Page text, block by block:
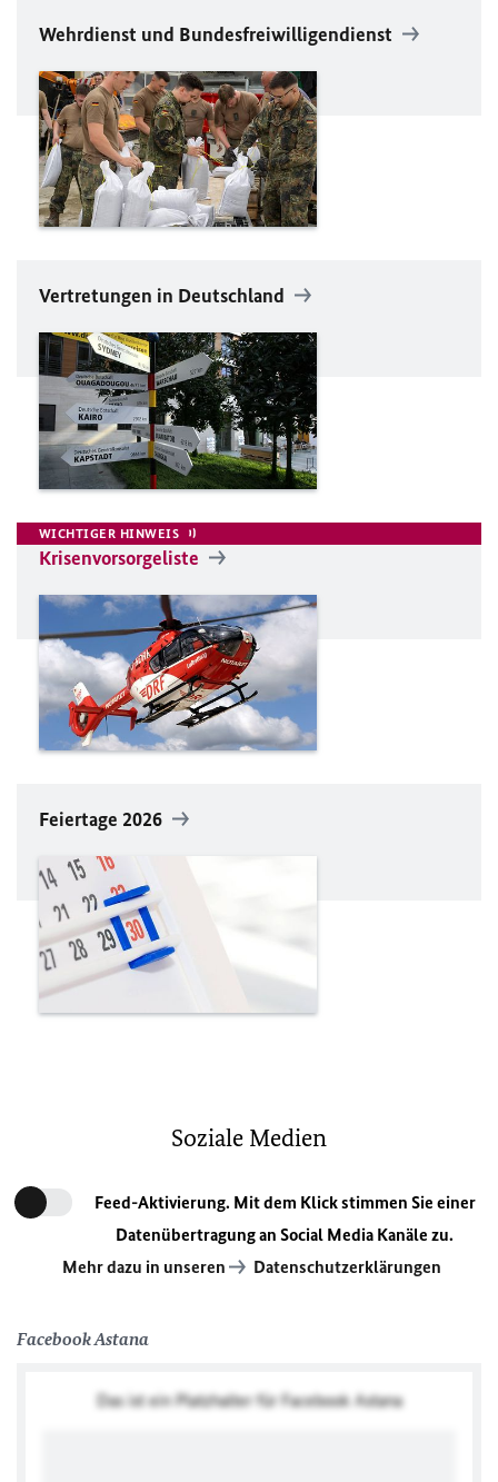
Wehrdienst und Bundesfreiwilligendienst
Vertretungen in Deutschland
WICHTIGER HINWEIS
Krisenvorsorgeliste
Feiertage 2026
Soziale Medien
Feed-Aktivierung. Mit dem Klick stimmen Sie einer
Datenübertragung an Social Media Kanäle zu.
Mehr dazu in unseren
Datenschutzerklärungen
Facebook Astana
Das ist ein Platzhalter für Facebook Astana